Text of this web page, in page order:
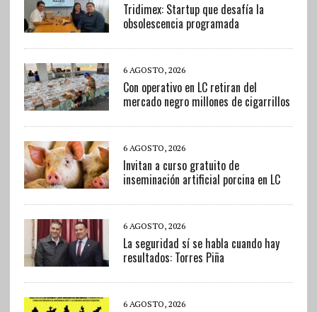
Tridimex: Startup que desafía la
obsolescencia programada
6 AGOSTO, 2026
Con operativo en LC retiran del
mercado negro millones de cigarrillos
6 AGOSTO, 2026
Invitan a curso gratuito de
inseminación artificial porcina en LC
6 AGOSTO, 2026
La seguridad sí se habla cuando hay
resultados: Torres Piña
6 AGOSTO, 2026